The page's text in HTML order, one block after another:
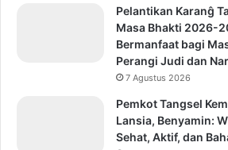
Pelantikan Karanĝ
Masa Bhakti 2026-
Bermanfaat bagi
Perangi Judi dan
7 Agustus 2026
Pemkot Tangsel
Lansia, Benyamin:
Sehat, Aktif, dan